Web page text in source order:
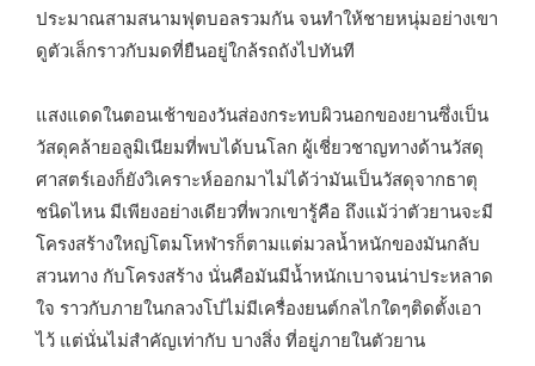
ประมาณสามสนามฟุตบอลรวมกัน จนทำให้ชายหนุ่มอย่างเขา
ดูตัวเล็กราวกับมดที่ยืนอยู่ใกล้รถถังไปทันที
แสงแดดในตอนเช้าของวันส่องกระทบผิวนอกของยานซึ่งเป็น
วัสดุคล้ายอลูมิเนียมที่พบได้บนโลก ผู้เชี่ยวชาญทางด้านวัสดุ
ศาสตร์เองก็ยังวิเคราะห์ออกมาไม่ได้ว่ามันเป็นวัสดุจากธาตุ
ชนิดไหน มีเพียงอย่างเดียวที่พวกเขารู้คือ ถึงแม้ว่าตัวยานจะมี
โครงสร้างใหญ่โตมโหฬารก็ตามแต่มวลน้ำหนักของมันกลับ
สวนทาง กับโครงสร้าง นั่นคือมันมีน้ำหนักเบาจนน่าประหลาด
ใจ ราวกับภายในกลวงโบ๋ไม่มีเครื่องยนต์กลไกใดๆติดตั้งเอา
ไว้ แต่นั่นไม่สำคัญเท่ากับ บางสิ่ง ที่อยู่ภายในตัวยาน